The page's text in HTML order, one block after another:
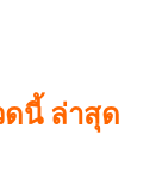
ดนี้ ล่าสุด